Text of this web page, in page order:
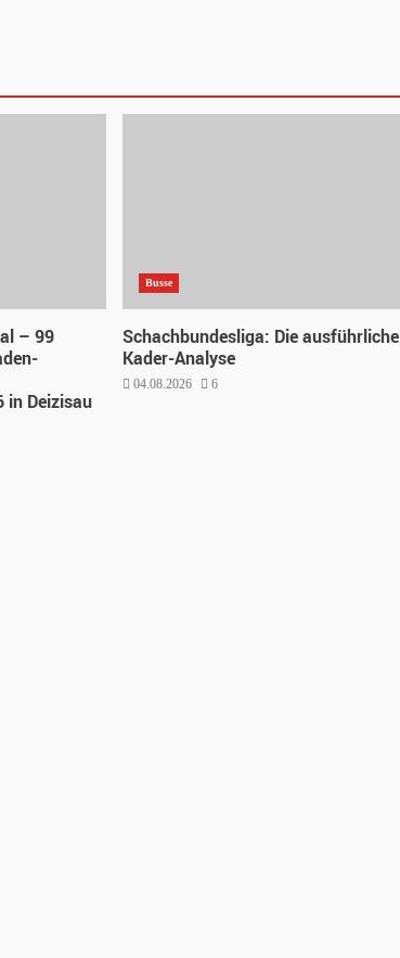
– 99
in Deizisau
Busse
Schachbundesliga: Die ausführliche
Kader-Analyse
04.08.2026 6